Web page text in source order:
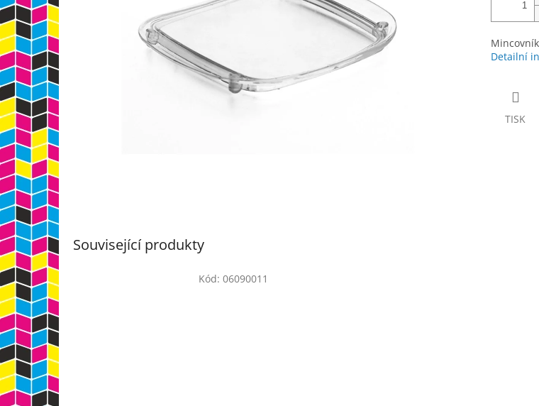
Detailní
TISK
Související produkty
Kód: 06090011